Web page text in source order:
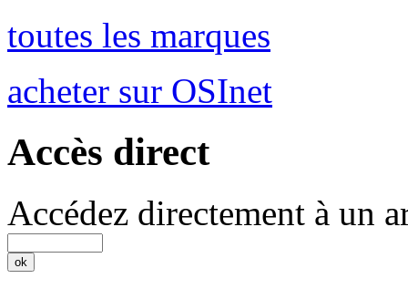
toutes les marques
acheter sur OSInet
Accès direct
Accédez directement à un